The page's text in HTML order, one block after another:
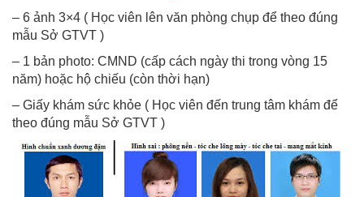
– 6 ảnh 3×4 ( Học viên lên văn phòng chụp để theo đúng
mẫu Sở GTVT )
– 1 bản photo: CMND (cấp cách ngày thi trong vòng 15
năm) hoặc hộ chiếu (còn thời hạn)
– Giấy khám sức khỏe ( Học viên đến trung tâm khám để
theo đúng mẫu Sở GTVT )